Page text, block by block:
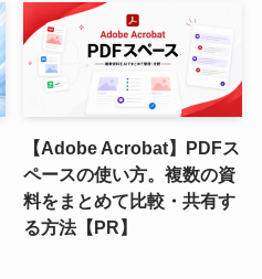
【Adobe Acrobat】PDFス
ペースの使い方。複数の資
料をまとめて比較・共有す
る方法【PR】